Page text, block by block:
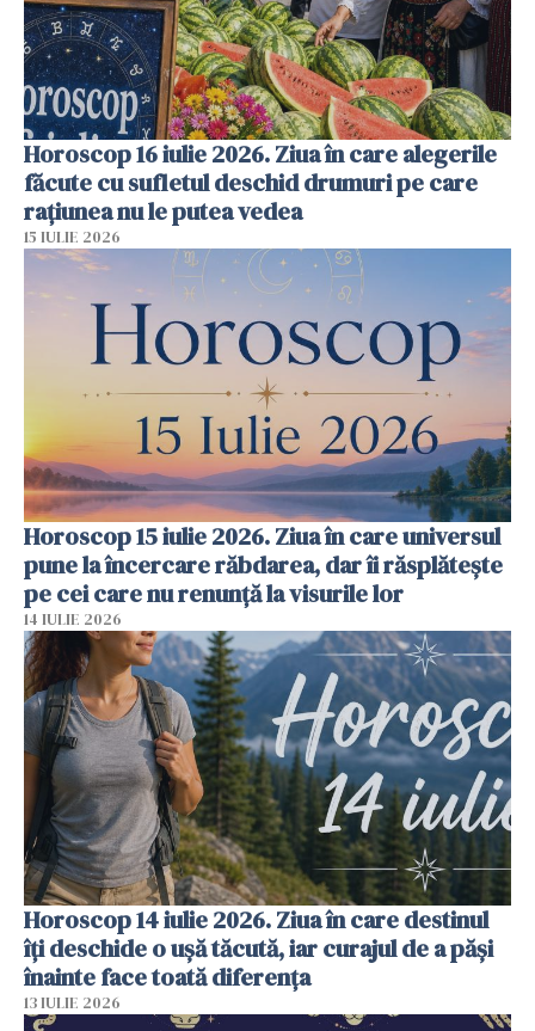
Horoscop 16 iulie 2026. Ziua în care alegerile
făcute cu sufletul deschid drumuri pe care
rațiunea nu le putea vedea
15 IULIE 2026
Horoscop 15 iulie 2026. Ziua în care universul
pune la încercare răbdarea, dar îi răsplătește
pe cei care nu renunță la visurile lor
14 IULIE 2026
Horoscop 14 iulie 2026. Ziua în care destinul
îți deschide o ușă tăcută, iar curajul de a păși
înainte face toată diferența
13 IULIE 2026